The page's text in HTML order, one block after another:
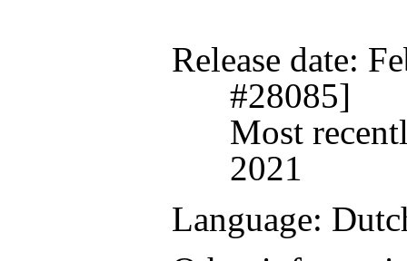
Release date:
#28085]
Most
2021
Language: